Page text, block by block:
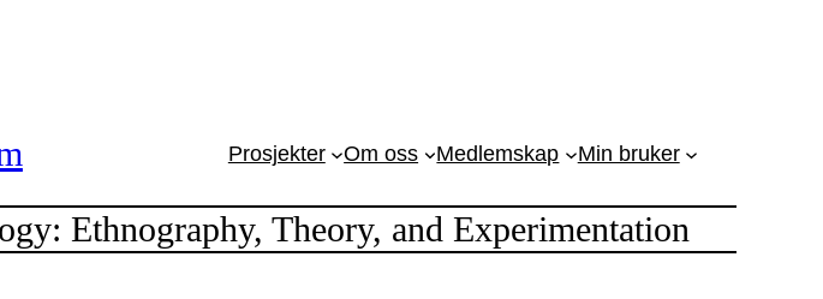
Prosjekter Om oss Medlemskap Min bruker
Ethnography, Theory, and Experimentation